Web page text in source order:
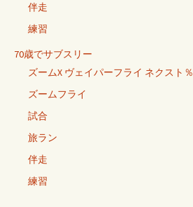
伴走
練習
70歳でサブスリー
ズームX ヴェイパーフライ ネクスト％
ズームフライ
試合
旅ラン
伴走
練習